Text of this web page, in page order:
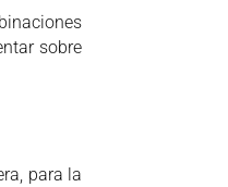
sobre
para la